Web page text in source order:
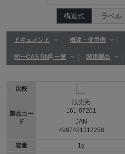
構造式 ラベル
ドキュメント 概要・使用例
同一CAS RN®一覧 関連製品
比較
製品コー
ド
容量
販売元
161-07201
JAN
4987481312258
1g